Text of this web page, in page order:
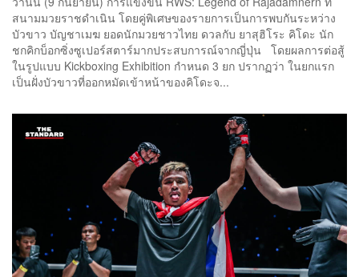
สนามมวยราชดำเนิน โดยคู่พิเศษของรายการเป็นการพบกันระหว่าง
บัวขาว บัญชาเมฆ ยอดนักมวยชาวไทย ดวลกับ ยาสุฮิโระ คิโดะ นัก
ชกคิกบ็อกซิ่งซูเปอร์สตาร์มากประสบการณ์จากญี่ปุ่น โดยผลการต่อสู้
ในรูปแบบ Kickboxing Exhibition กำหนด 3 ยก ปรากฏว่า ในยกแรก
เป็นฝั่งบัวขาวที่ออกหมัดเข้าหน้าของคิโดะจ...